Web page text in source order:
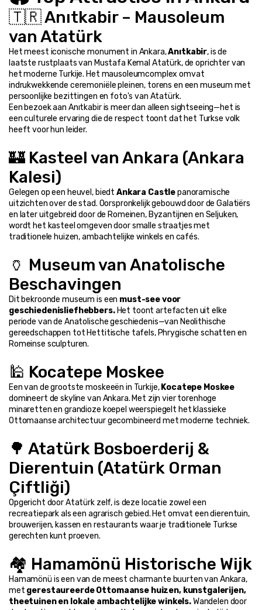
🇹🇷 Anıtkabir – Mausoleum
van Atatürk
Het meest iconische monument in Ankara, Anıtkabir, is de
laatste rustplaats van Mustafa Kemal Atatürk, de oprichter van
het moderne Turkije. Het mausoleumcomplex omvat
indrukwekkende ceremoniële pleinen, torens en een museum met
persoonlijke bezittingen en foto's van Atatürk.
Een bezoek aan Anıtkabir is meer dan alleen sightseeing—het is
een culturele ervaring die de respect toont dat het Turkse volk
heeft voor hun leider.
🏰 Kasteel van Ankara (Ankara
Kalesi)
Gelegen op een heuvel, biedt Ankara Castle panoramische
uitzichten over de stad. Oorspronkelijk gebouwd door de Galatiërs
en later uitgebreid door de Romeinen, Byzantijnen en Seljuken,
wordt het kasteel omgeven door smalle straatjes met
traditionele huizen, ambachtelijke winkels en cafés.
🏺 Museum van Anatolische
Beschavingen
Dit bekroonde museum is een must-see voor
geschiedenisliefhebbers. Het toont artefacten uit elke
periode van de Anatolische geschiedenis—van Neolithische
gereedschappen tot Hettitische tafels, Phrygische schatten en
Romeinse sculpturen.
🕌 Kocatepe Moskee
Een van de grootste moskeeën in Turkije, Kocatepe Moskee
domineert de skyline van Ankara. Met zijn vier torenhoge
minaretten en grandioze koepel weerspiegelt het klassieke
Ottomaanse architectuur gecombineerd met moderne techniek.
🌳 Atatürk Bosboerderij &
Dierentuin (Atatürk Orman
Çiftliği)
Opgericht door Atatürk zelf, is deze locatie zowel een
recreatiepark als een agrarisch gebied. Het omvat een dierentuin,
brouwerijen, kassen en restaurants waar je traditionele Turkse
gerechten kunt proeven.
🏘️ Hamamönü Historische Wijk
Hamamönü is een van de meest charmante buurten van Ankara,
met gerestaureerde Ottomaanse huizen, kunstgalerijen,
theetuinen en lokale ambachtelijke winkels. Wandelen door